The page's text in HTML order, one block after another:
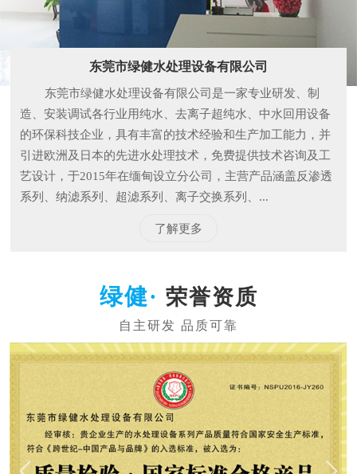
东莞市绿健水处理设备有限公司
东莞市绿健水处理设备有限公司是一家专业研发、制
造、安装调试各行业用纯水、去离子超纯水、中水回用设备
的环保科技企业，具有丰富的技术经验和生产加工能力，并
引进欧洲及日本的先进水处理技术，免费提供技术咨询及工
艺设计，于2015年在缅甸设立分公司，主营产品涵盖反渗透
系列、纳滤系列、超滤系列、离子交换系列、...
了解更多
荣誉资质